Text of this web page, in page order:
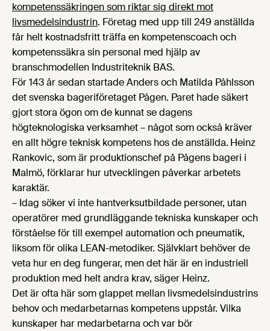
kompetenssäkringen som riktar sig direkt mot
livsmedelsindustrin. Företag med upp till 249 anställda
får helt kostnadsfritt träffa en kompetenscoach och
kompetenssäkra sin personal med hjälp av
branschmodellen Industriteknik BAS.
För 143 år sedan startade Anders och Matilda Påhlsson
det svenska bageriföretaget Pågen. Paret hade säkert
gjort stora ögon om de kunnat se dagens
högteknologiska verksamhet – något som också kräver
en allt högre teknisk kompetens hos de anställda. Heinz
Rankovic, som är produktionschef på Pågens bageri i
Malmö, förklarar hur utvecklingen påverkar arbetets
karaktär.
– Idag söker vi inte hantverksutbildade personer, utan
operatörer med grundläggande tekniska kunskaper och
förståelse för till exempel automation och pneumatik,
liksom för olika LEAN-metodiker. Självklart behöver de
veta hur en deg fungerar, men det här är en industriell
produktion med helt andra krav, säger Heinz.
Det är ofta här som glappet mellan livsmedelsindustrins
behov och medarbetarnas kompetens uppstår. Vilka
kunskaper har medarbetarna och var bör